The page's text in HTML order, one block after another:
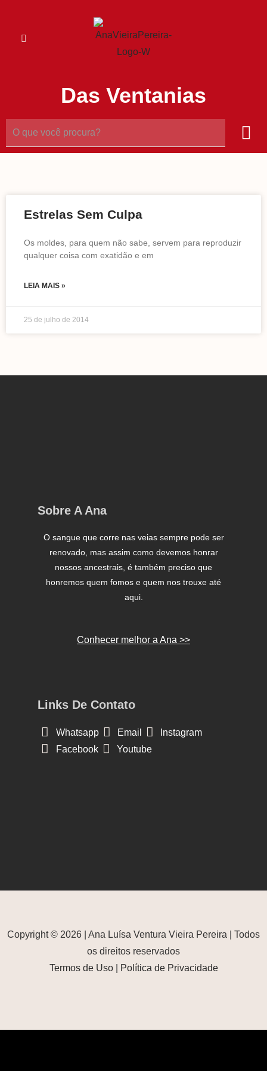
Das Ventanias
Estrelas Sem Culpa
Os moldes, para quem não sabe, servem para reproduzir
qualquer coisa com exatidão e em
LEIA MAIS »
25 de julho de 2014
Sobre A Ana
O sangue que corre nas veias sempre pode ser
renovado, mas assim como devemos honrar
nossos ancestrais, é também preciso que
honremos quem fomos e quem nos trouxe até
aqui.
Conhecer melhor a Ana >>
Links De Contato
Whatsapp Email
Instagram
Facebook
Youtube
Copyright © 2026 | Ana Luísa Ventura Vieira Pereira | Todos
os direitos reservados
Termos de Uso| Política de Privacidade